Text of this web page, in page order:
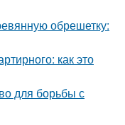
обрешетку:
как это
для борьбы с